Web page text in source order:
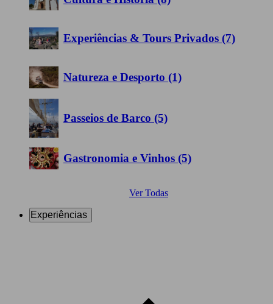
Experiências & Tours Privados (7)
Natureza e Desporto (1)
Passeios de Barco (5)
Gastronomia e Vinhos (5)
Ver Todas
Experiências